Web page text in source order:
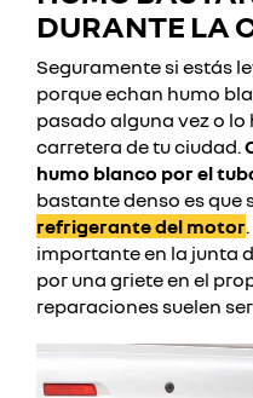
DURANTE LA
Seguramente si estás
porque echan humo
pasado alguna vez o
carretera de tu ciudad.
humo blanco por el
bastante denso es que
refrigerante del motor
importante en la junta
por una griete en el
reparaciones suelen